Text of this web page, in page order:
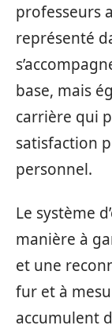
professeurs
représenté
base, mais
carrière qui
satisfaction
personnel.
Le système
manière à
et une
fur et à
accumulent